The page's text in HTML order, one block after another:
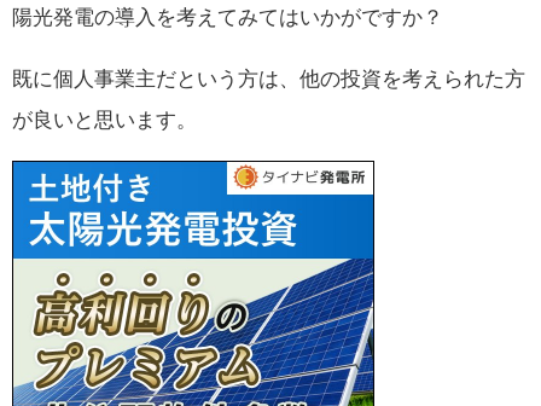
陽光発電の導入を考えてみてはいかがですか？
既に個人事業主だという方は、他の投資を考えられた方
が良いと思います。